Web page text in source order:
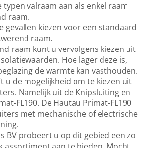
typen valraam aan als enkel raam
raam.
gevallen kiezen voor een standaard
raam.
raam kunt u vervolgens kiezen uit
Hoe lager deze is,
de warmte kan vasthouden.
u de mogelijkheid om te kiezen uit
Namelijk uit de Knipsluiting en
FL190. De Hautau Primat-FL190
met mechanische of electrische
BV probeert u op dit gebied een zo